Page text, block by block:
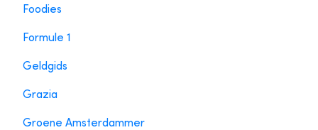
Foodies
Formule 1
Geldgids
Grazia
Groene Amsterdammer